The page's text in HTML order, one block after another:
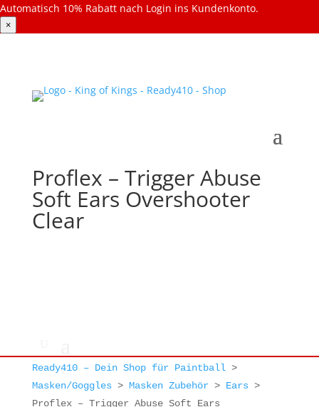
Automatisch 10% Rabatt nach Login ins Kundenkonto.
×
Proflex – Trigger Abuse
Soft Ears Overshooter
Clear
Ready410 – Dein Shop für Paintball>
Masken/Goggles> Masken Zubehör> Ears>
Proflex – Trigger Abuse Soft Ears